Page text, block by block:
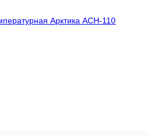
Арктика АСН-110